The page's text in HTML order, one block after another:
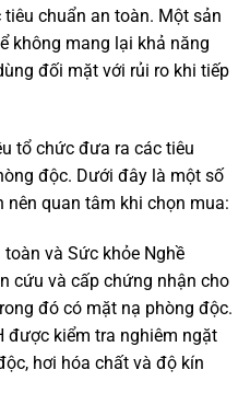
chuẩn an toàn. Một sản
không mang lại khả năng
đối mặt với rủi ro khi tiếp
tổ chức đưa ra các tiêu
độc. Dưới đây là một số
quan tâm khi chọn mua:
và Sức khỏe Nghề
cứu và cấp chứng nhận cho
đó có mặt nạ phòng độc.
được kiểm tra nghiêm ngặt
hơi hóa chất và độ kín